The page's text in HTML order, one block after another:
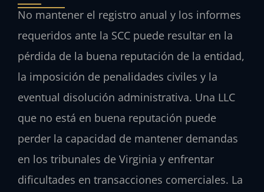
No mantener el registro anual y los informes
requeridos ante la SCC puede resultar en la
pérdida de la buena reputación de la entidad,
la imposición de penalidades civiles y la
eventual disolución administrativa. Una LLC
que no está en buena reputación puede
perder la capacidad de mantener demandas
en los tribunales de Virginia y enfrentar
dificultades en transacciones comerciales. La